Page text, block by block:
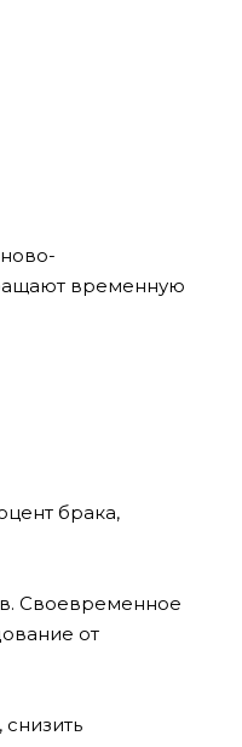
временную
брака,
Своевременное
от